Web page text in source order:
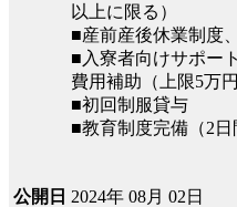
以上に限る）
■産前産後休業制度
■入寮者向けサポー
費用補助（上限5万円
■初回制服貸与
■教育制度完備（2日
公開日 2024年 08月 02日